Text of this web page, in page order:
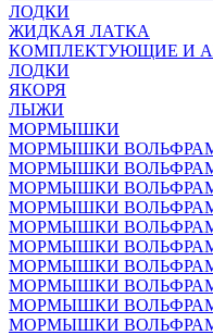
ЛОДКИ
ЖИДКАЯ ЛАТКА
КОМПЛЕКТУЮЩИЕ И
ЛОДКИ
ЯКОРЯ
ЛЫЖИ
МОРМЫШКИ
МОРМЫШКИ
МОРМЫШКИ
МОРМЫШКИ
МОРМЫШКИ
МОРМЫШКИ
МОРМЫШКИ
МОРМЫШКИ
МОРМЫШКИ
МОРМЫШКИ
МОРМЫШКИ